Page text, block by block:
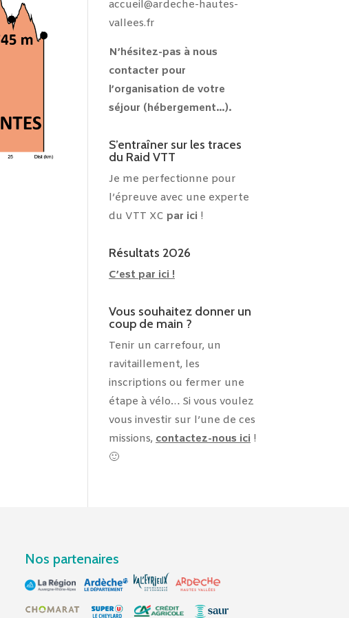
accueil@ardeche-hautes-
vallees.fr
N’hésitez-pas à nous
contacter pour
l’organisation de votre
séjour (hébergement…).
S’entraîner sur les traces
du Raid VTT
Je me perfectionne pour
l’épreuve avec une experte
du VTT XC par ici !
Résultats 2026
C’est par ici !
Vous souhaitez donner un
coup de main ?
Tenir un carrefour, un
ravitaillement, les
inscriptions ou fermer une
étape à vélo… Si vous voulez
vous investir sur l’une de ces
missions, contactez-nous ici!
🙂
Nos partenaires